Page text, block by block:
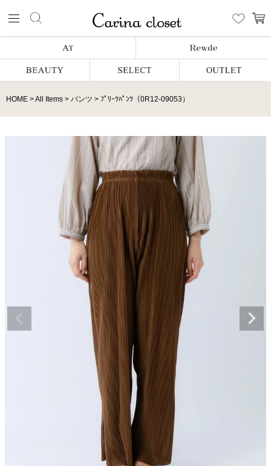
HOME All Items パンツ ﾌﾟﾘｰﾂﾊﾟﾝﾂ（0R12-09053）